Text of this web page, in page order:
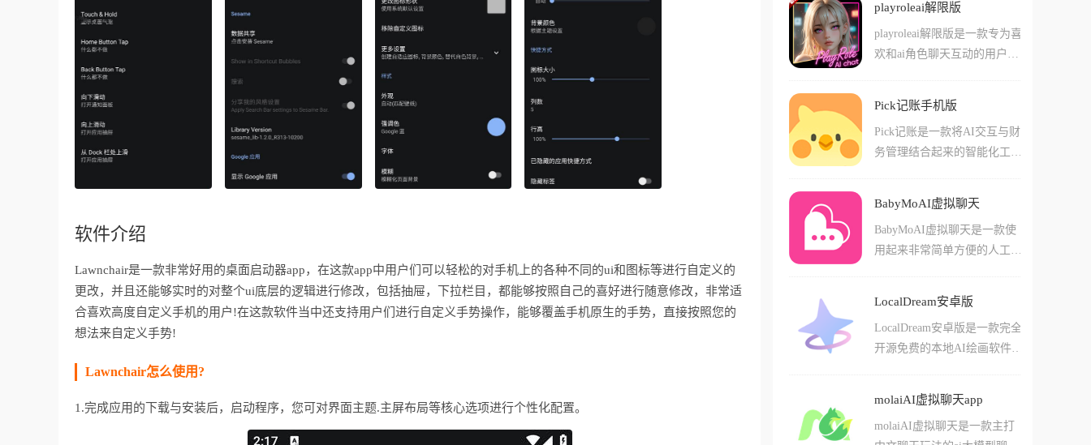
软件介绍
Lawnchair是一款非常好用的桌面启动器app，在这款app中用户们可以轻松的对手机上的各种不同的ui和图标等进行自定义的
更改，并且还能够实时的对整个ui底层的逻辑进行修改，包括抽屉，下拉栏目，都能够按照自己的喜好进行随意修改，非常适
合喜欢高度自定义手机的用户!在这款软件当中还支持用户们进行自定义手势操作，能够覆盖手机原生的手势，直接按照您的
想法来自定义手势!
Lawnchair怎么使用?
1.完成应用的下载与安装后，启动程序，您可对界面主题.主屏布局等核心选项进行个性化配置。
playroleai解限版
playroleai解限版是一款专为喜
欢和ai角色聊天互动的用户们
的角色卡和设定来进行交流，
还能选择导入其他人制作的角
色卡或者是各种火爆的其他作
的记忆能力都很持久，能够长
好的衔接上下文和其他的深度
对话内容，让您体验沉浸式的
Pick记账手机版
Pick记账是一款将AI交互与财
务管理结合起来的智能化工具
可以通过语音、截图甚至像发
微信一样跟AI聊天来完成记
账，配合自动同步微信和支付
每一分钱的去向，并自动整理
像刷社交媒体一样轻松有趣。
BabyMoAI虚拟聊天
BabyMoAI虚拟聊天是一款使
用起来非常简单方便的人工智
择不同的ai角色来进行对话，
还能自己创作各种不同养的虚
拟角色。软件中有不少有趣的
工具都是比较有意思的，而且
用法，可以让用户们感觉非常
LocalDream安卓版
LocalDream安卓版是一款完全
开源免费的本地AI绘画软件,
离线运行。软件内置五款优质
AI模型,用户可自由下载使用,
molaiAI虚拟聊天app
molaiAI虚拟聊天是一款主打